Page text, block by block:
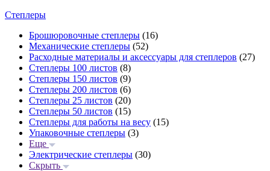
Степлеры
Брошюровочные степлеры (16)
Механические степлеры (52)
Расходные материалы и аксессуары для степлеров (27)
Степлеры 100 листов (8)
Степлеры 150 листов (9)
Степлеры 200 листов (6)
Степлеры 25 листов (20)
Степлеры 50 листов (15)
Степлеры для работы на весу (15)
Упаковочные степлеры (3)
Еще
Электрические степлеры (30)
Скрыть